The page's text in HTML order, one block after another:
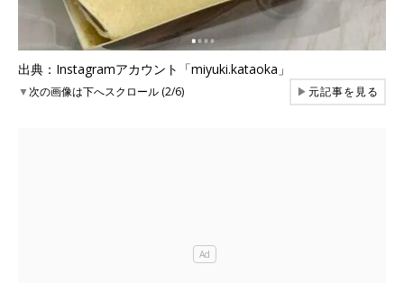
出典：Instagramアカウント「miyuki.kataoka」
▼次の画像は下へスクロール (2/6) ▶元記事を見る